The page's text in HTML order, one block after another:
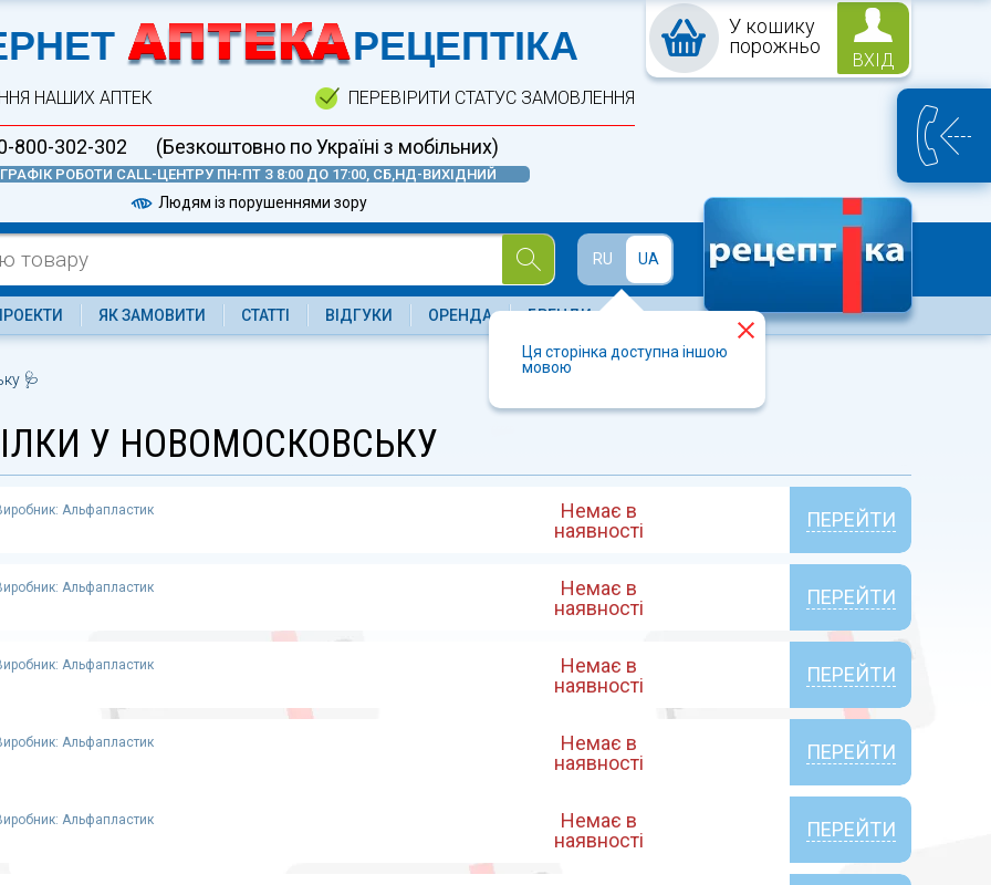
У кошику
порожньо
ВХІД
АПТЕКА
РЕЦЕПТІКА
НАШИХ АПТЕК ПЕРЕВІРИТИ СТАТУС ЗАМОВЛЕННЯ
800-302-302 (Безкоштовно по Україні з мобільних)
ГРАФІК РОБОТИ CALL-ЦЕНТРУ ПН-ПТ З 8:00 ДО 17:00, СБ,НД-ВИХІДНИЙ
Людям із порушеннями зору
RU UA
Ця сторінка доступна іншою
мовою
ЯК ЗАМОВИТИ СТАТТІ ВІДГУКИ ОРЕНДА БРЕНДИ
🩺
У НОВОМОСКОВСЬКУ
Альфапластик
Немає в
наявності
ПЕРЕЙТИ
Альфапластик
Немає в
наявності
ПЕРЕЙТИ
Альфапластик
Немає в
наявності
ПЕРЕЙТИ
Альфапластик
Немає в
наявності
ПЕРЕЙТИ
Альфапластик
Немає в
наявності
ПЕРЕЙТИ